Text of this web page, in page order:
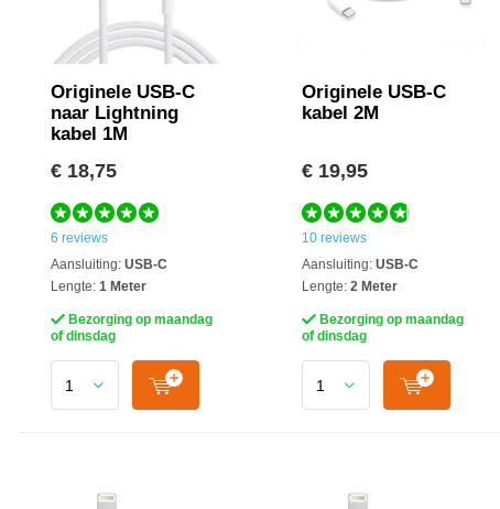
Originele USB-C
naar Lightning
kabel 1M
€ 18,75
6 reviews
Aansluiting: USB-C
Lengte: 1 Meter
Bezorging op maandag
of dinsdag
Originele USB-C
kabel 2M
€ 19,95
10 reviews
Aansluiting: USB-C
Lengte: 2 Meter
Bezorging op maandag
of dinsdag